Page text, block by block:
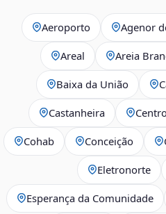
Aeroporto Agenor
Areal Areia
Baixa da União
Castanheira Centro
Cohab Conceição
Eletronorte
Esperança da Comunidade